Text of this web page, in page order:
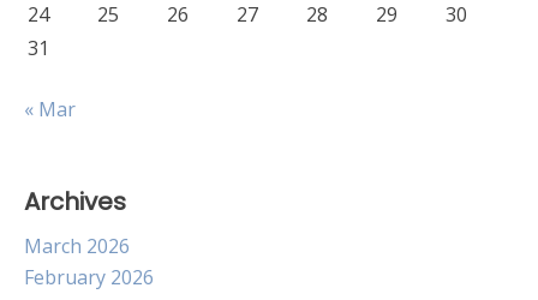
24
25 26 27 28 29
30
31
« Mar
Archives
March 2026
February 2026